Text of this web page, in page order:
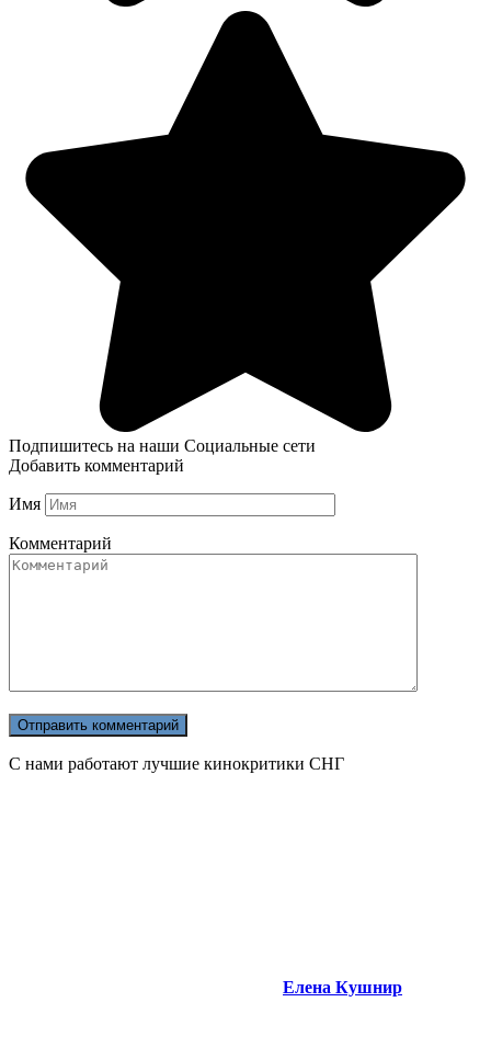
Подпишитесь на наши Социальные сети
Добавить комментарий
Имя
Комментарий
С нами работают лучшие кинокритики СНГ
Елена Кушнир